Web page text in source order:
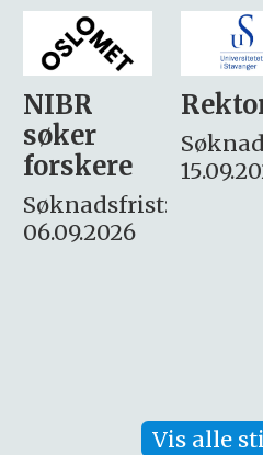
Rektor
Søknadsfrist:
15.09.2026
innen
Vis alle